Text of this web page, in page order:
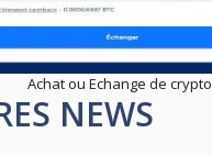
Achat ou Echange de crypto
NEWS